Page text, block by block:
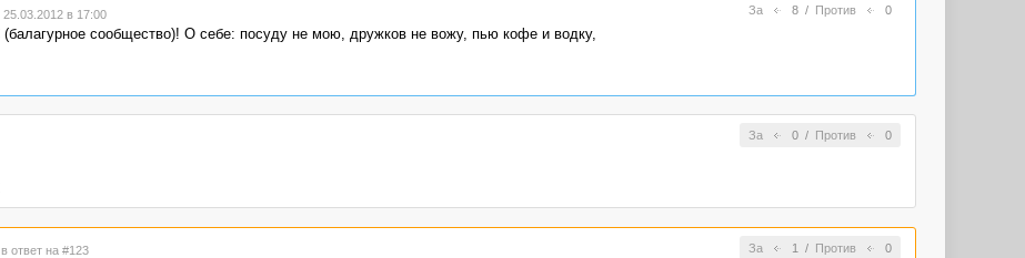
За 8/ Против 0
в 17:00
сообщество)! О себе: посуду не мою, дружков не вожу, пью кофе и водку,
За 0/ Против 0
За 1 / Против 0
в ответ на #123